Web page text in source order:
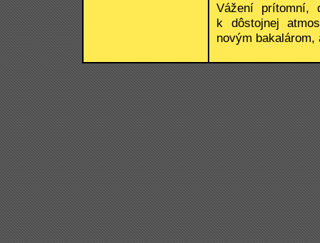
Vážení prítomní,
k dôstojnej
novým